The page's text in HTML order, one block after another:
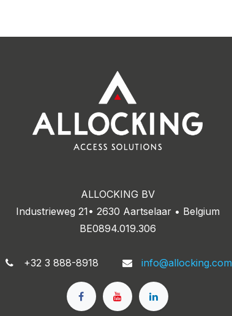
ALLOCKING BV
Industrieweg 21• 2630 Aartselaar • Belgium
BE0894.019.306
+32 3 888-8918 info@allocking.com